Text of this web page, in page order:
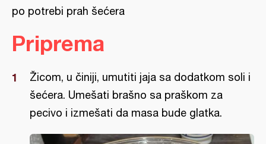
po potrebi prah šećera
Priprema
Žicom, u činiji, umutiti jaja sa dodatkom soli i
šećera. Umešati brašno sa praškom za
pecivo i izmešati da masa bude glatka.